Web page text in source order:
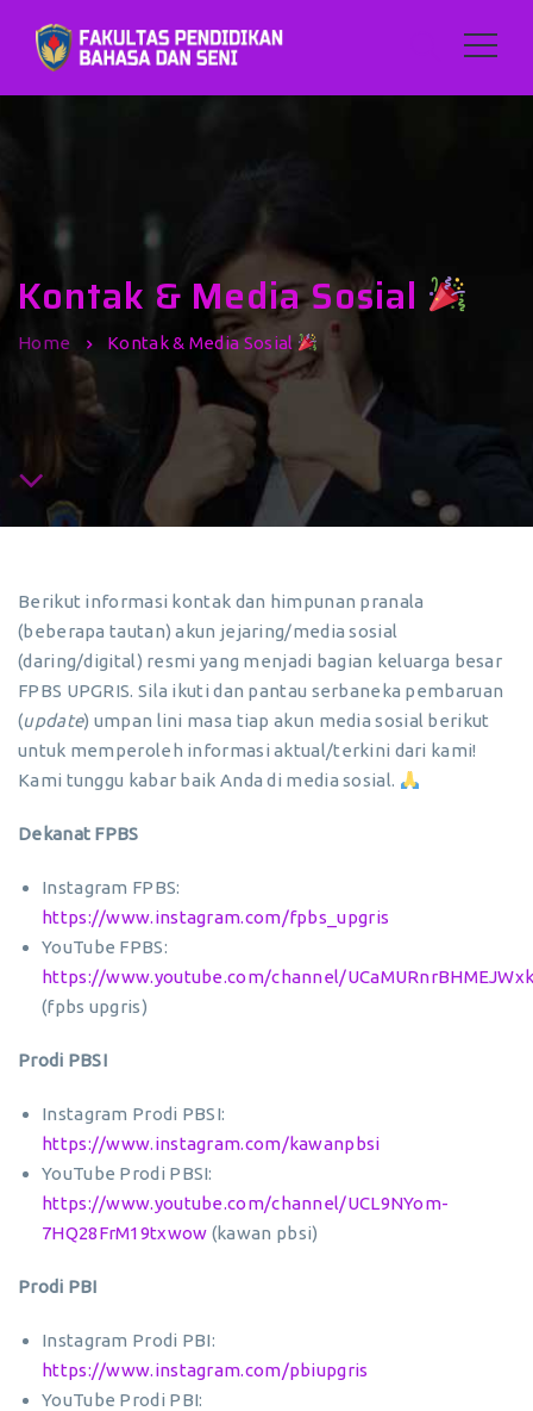
Kontak & Media Sosial
Home Kontak & Media Sosial
Berikut informasi kontak dan himpunan pranala
(beberapa tautan) akun jejaring/media sosial
(daring/digital) resmi yang menjadi bagian keluarga besar
FPBS UPGRIS. Sila ikuti dan pantau serbaneka pembaruan
(update) umpan lini masa tiap akun media sosial berikut
untuk memperoleh informasi aktual/terkini dari kami!
Kami tunggu kabar baik Anda di media sosial.
Dekanat FPBS
Instagram FPBS:
https://www.instagram.com/fpbs_upgris
YouTube FPBS:
https://www.youtube.com/channel/
(fpbs upgris)
Prodi PBSI
Instagram Prodi PBSI:
https://www.instagram.com/kawanpbsi
YouTube Prodi PBSI:
https://www.youtube.com/channel/UCL9NYom-
7HQ28FrM19txwow (kawan pbsi)
Prodi PBI
Instagram Prodi PBI:
https://www.instagram.com/pbiupgris
YouTube Prodi PBI: